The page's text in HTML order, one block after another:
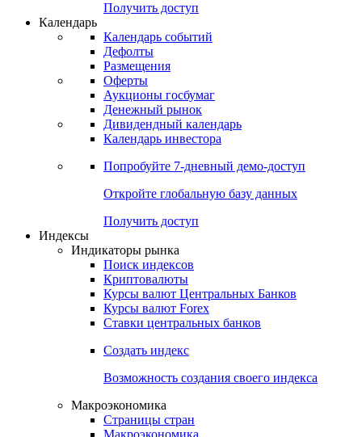
Получить доступ
Календарь
Календарь событий
Дефолты
Размещения
Оферты
Аукционы госбумаг
Денежный рынок
Дивидендный календарь
Календарь инвестора
Попробуйте 7-дневный демо-доступ
Откройте глобальную базу данных
Получить доступ
Индексы
Индикаторы рынка
Поиск индексов
Криптовалюты
Курсы валют Центральных Банков
Курсы валют Forex
Ставки центральных банков
Создать индекс
Возможность создания своего индекса
Макроэкономика
Страницы стран